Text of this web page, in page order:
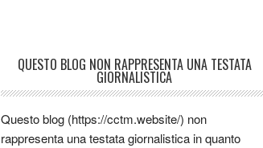
QUESTO BLOG NON RAPPRESENTA UNA TESTATA
GIORNALISTICA
Questo blog (https://cctm.website/) non
rappresenta una testata giornalistica in quanto